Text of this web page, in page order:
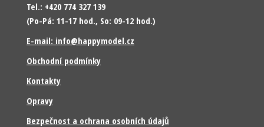
Tel.: +420 774 327 139
(Po-Pá: 11-17 hod., So: 09-12 hod.)
E-mail: info@happymodel.cz
Obchodní podmínky
Kontakty
Opravy
Bezpečnost a ochrana osobních údajů